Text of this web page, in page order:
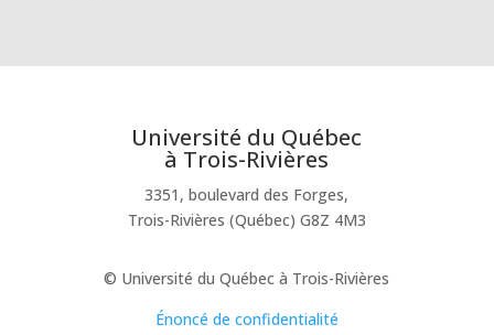
Université du Québec
à Trois-Rivières
3351, boulevard des Forges,
Trois-Rivières (Québec) G8Z 4M3
© Université du Québec à Trois-Rivières
Énoncé de confidentialité